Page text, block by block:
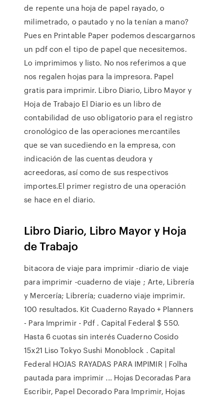
de repente una hoja de papel rayado, o
milimetrado, o pautado y no la tenían a mano?
Pues en Printable Paper podemos descargarnos
un pdf con el tipo de papel que necesitemos.
Lo imprimimos y listo. No nos referimos a que
nos regalen hojas para la impresora. Papel
gratis para imprimir. Libro Diario, Libro Mayor y
Hoja de Trabajo El Diario es un libro de
contabilidad de uso obligatorio para el registro
cronológico de las operaciones mercantiles
que se van sucediendo en la empresa, con
indicación de las cuentas deudora y
acreedoras, así como de sus respectivos
importes.El primer registro de una operación
se hace en el diario.
Libro Diario, Libro Mayor y Hoja
de Trabajo
bitacora de viaje para imprimir -diario de viaje
para imprimir -cuaderno de viaje ; Arte, Librería
y Mercería; Librería; cuaderno viaje imprimir.
100 resultados. Kit Cuaderno Rayado + Planners
- Para Imprimir - Pdf . Capital Federal $ 550.
Hasta 6 cuotas sin interés Cuaderno Cosido
15x21 Liso Tokyo Sushi Monoblock . Capital
Federal HOJAS RAYADAS PARA IMPIMIR | Folha
pautada para imprimir ... Hojas Decoradas Para
Escribir, Papel Decorado Para Imprimir, Hojas